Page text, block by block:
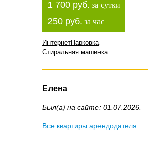
1 700 руб. за сутки
250 руб. за час
ИнтернетПарковка
Стиральная машинка
Елена
Был(а) на сайте: 01.07.2026.
Все квартиры арендодателя